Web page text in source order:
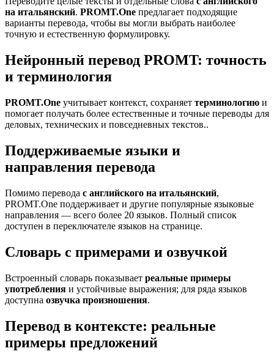
на итальянский. PROMT.One предлагает подходящие
варианты перевода, чтобы вы могли выбрать наиболее
точную и естественную формулировку.
Нейронный перевод PROMT: точность
и терминология
PROMT.One учитывает контекст, сохраняет терминологию и
помогает получать более естественные и точные переводы для
деловых, технических и повседневных текстов..
Поддерживаемые языки и
направления перевода
Помимо перевода с английского на итальянский,
PROMT.One поддерживает и другие популярные языковые
направления — всего более 20 языков. Полный список
доступен в переключателе языков на странице.
Словарь с примерами и озвучкой
Встроенный словарь показывает реальные примеры
употребления и устойчивые выражения; для ряда языков
доступна озвучка произношения.
Перевод в контексте: реальные
примеры предложений